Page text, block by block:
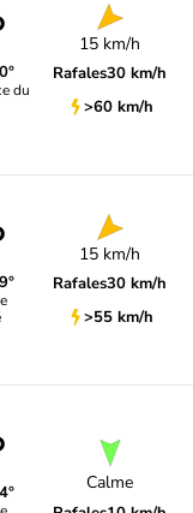
du
15 km/h
Rafales30 km/h
>60 km/h
15 km/h
Rafales30 km/h
>55 km/h
Calme